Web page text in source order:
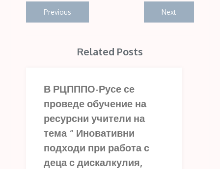
Навигация
Previous
post:
NextNext
post:
Related Posts
В РЦПППО-Русе се
проведе обучение на
ресурсни учители на
тема “ Иновативни
подходи при работа с
деца с дискалкулия,